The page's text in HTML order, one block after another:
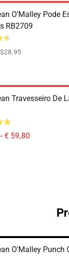
O'Malley Pode
RB2709
$28.95
Travesseiro De
€ 59,80
O'Malley Punch